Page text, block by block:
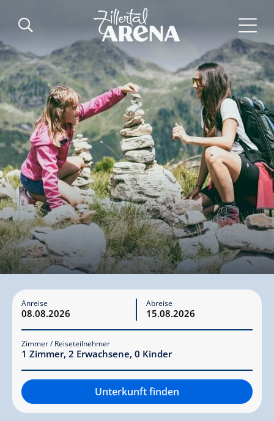
Anreise Abreise
Zimmer / Reiseteilnehmer
1 Zimmer, 2 Erwachsene, 0 Kinder
Unterkunft finden